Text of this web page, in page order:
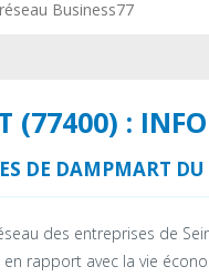
(77400) :
DE DAMPMART
des entreprises de
rapport avec la vie